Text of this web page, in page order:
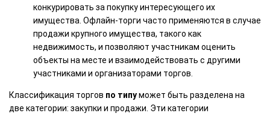
конкурировать за покупку интересующего их
имущества. Офлайн-торги часто применяются в случае
продажи крупного имущества, такого как
недвижимость, и позволяют участникам оценить
объекты на месте и взаимодействовать с другими
участниками и организаторами торгов.
Классификация торгов по типуможет быть разделена на
две категории: закупки и продажи. Эти категории